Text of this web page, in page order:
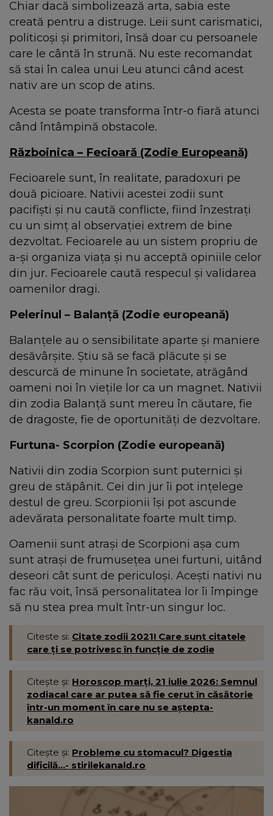
Chiar dacă simbolizează arta, sabia este
creată pentru a distruge. Leii sunt carismatici,
politicoși și primitori, însă doar cu persoanele
care le cântă în strună. Nu este recomandat
să stai în calea unui Leu atunci când acest
nativ are un scop de atins.
Acesta se poate transforma într-o fiară atunci
când întâmpină obstacole.
Războinica – Fecioară (Zodie Europeană)
Fecioarele sunt, în realitate, paradoxuri pe
două picioare. Nativii acestei zodii sunt
pacifiști și nu caută conflicte, fiind înzestrați
cu un simț al observației extrem de bine
dezvoltat. Fecioarele au un sistem propriu de
a-și organiza viața și nu acceptă opiniile celor
din jur. Fecioarele caută respecul și validarea
oamenilor dragi.
Pelerinul – Balanță (Zodie europeană)
Balanțele au o sensibilitate aparte și maniere
desăvârșite. Știu să se facă plăcute și se
descurcă de minune în societate, atrăgând
oameni noi în viețile lor ca un magnet. Nativii
din zodia Balanță sunt mereu în căutare, fie
de dragoste, fie de oportunități de dezvoltare.
Furtuna- Scorpion (Zodie europeană)
Nativii din zodia Scorpion sunt puternici și
greu de stăpânit. Cei din jur îi pot ințelege
destul de greu. Scorpionii își pot ascunde
adevărata personalitate foarte mult timp.
Oamenii sunt atrași de Scorpioni așa cum
sunt atrași de frumusețea unei furtuni, uitând
deseori cât sunt de periculoși. Acești nativi nu
fac rău voit, însă personalitatea lor îi împinge
să nu stea prea mult într-un singur loc.
Citeste si: Citate zodii 2021! Care sunt citatele
care ţi se potrivesc în funcție de zodie
Citește și: Horoscop marți, 21 iulie 2026: Semnul
zodiacal care ar putea să fie cerut în căsătorie
într-un moment în care nu se aștepta-
kanald.ro
Citește și: Probleme cu stomacul? Digestia
dificilă...- stirilekanald.ro